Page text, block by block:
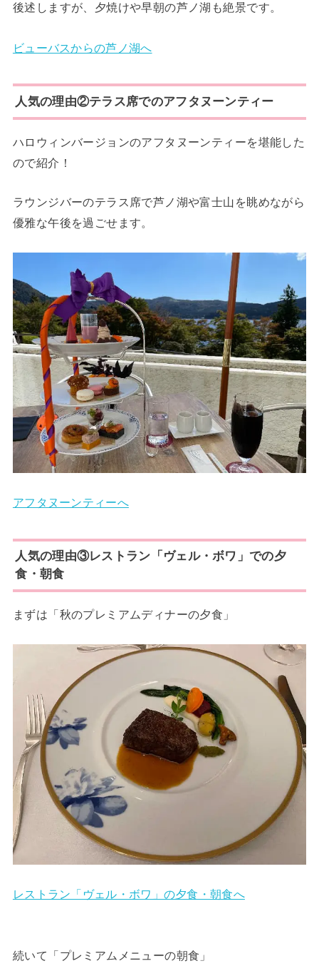
後述しますが、夕焼けや早朝の芦ノ湖も絶景です。
ビューバスからの芦ノ湖へ
人気の理由②テラス席でのアフタヌーンティー
ハロウィンバージョンのアフタヌーンティーを堪能した
ので紹介！
ラウンジバーのテラス席で芦ノ湖や富士山を眺めながら
優雅な午後を過ごせます。
アフタヌーンティーへ
人気の理由③レストラン「ヴェル・ボワ」での夕
食・朝食
まずは「秋のプレミアムディナーの夕食」
レストラン「ヴェル・ボワ」の夕食・朝食へ
続いて「プレミアムメニューの朝食」